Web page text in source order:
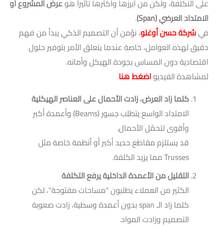
على التكلفة، ولكن من أبرزها وأكثرها تأثيراً هوعرض المشروع أو
الامتداد العرضي(Span)
.
فيشركة حسن أوغلو، نؤمن أن التصميم الذكي يبدأ من فهم
دقيق لهذه العوامل، خاصة عندما يتعلق الأمر بتوفير حلول
اقتصادية دون المساس بجودة الهيكل وأمانه.
لمشاهدة الفيديواضغط هنا
كلما زاد العرض، زادت الأحمال على العناصر الهيكلية
الامتداد الواسع يتطلب جسور (Beams) وأعمدة أكبر
وأقوى لتحمّل الأحمال.
قد يستلزم مقاطع حديد أكبر أو أنظمة خاصة مثل
Trusses مما يزيد الكلفة.
التقليل من الأعمدة الداخلية يرفع التكلفة
الكثير من العملاء يطلبون “مساحات مفتوحة”، لكن
كلما زاد الـ span بدون أعمدة وسطية، زادت صعوبة
التصميم وزادت المواد.